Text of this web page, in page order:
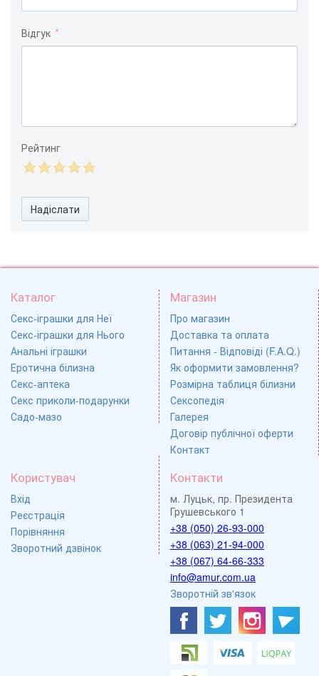
Відгук
Рейтинг
Надіслати
Каталог
Секс-іграшки для Неї
Секс-іграшки для Нього
Анальні іграшки
Еротична білизна
Секс-аптека
Секс приколи-подарунки
Садо-мазо
Магазин
Про магазин
Доставка та оплата
Питання - Відповіді (F.A.Q.)
Як оформити замовлення?
Розмірна таблиця білизни
Сексопедія
Галерея
Договір публічної оферти
Контакт
Користувач
Вхід
Реєстрація
Порівняння
Зворотний дзвінок
Контакти
м. Луцьк, пр. Президента
Грушевського 1
+38 (050) 26-93-000
+38 (063) 21-94-000
+38 (067) 64-66-333
info@amur.com.ua
Зворотній зв'язок